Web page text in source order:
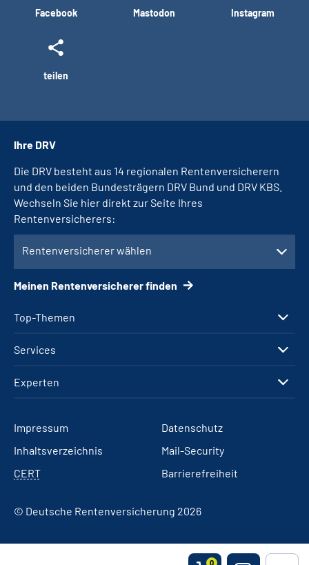
0
Facebook Mastodon Instagram
teilen
Top-Themen
Services
Experten
Ihre DRV
Die DRV besteht aus 14 regionalen Rentenversicherern
und den beiden Bundesträgern DRV Bund und DRV KBS.
Wechseln Sie hier direkt zur Seite Ihres
Rentenversicherers:
Rentenversicherer wählen
Meinen Rentenversicherer finden
Impressum
Datenschutz
Inhaltsverzeichnis
Mail-Security
CERT
Barrierefreiheit
© Deutsche Rentenversicherung 2026